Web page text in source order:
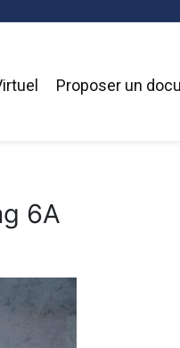
Proposer un
6A